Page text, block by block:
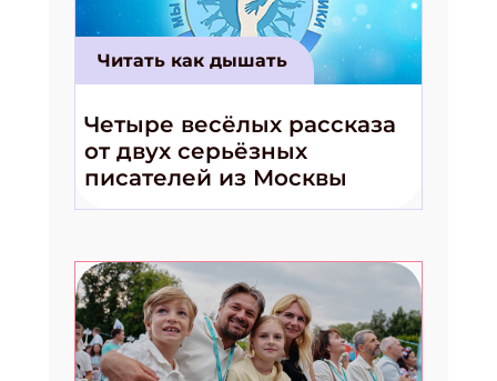
Читать как дышать
Четыре весёлых рассказа
от двух серьёзных
писателей из Москвы